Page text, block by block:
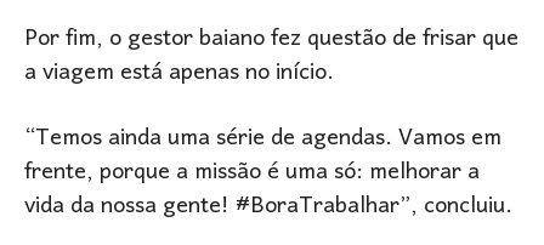
Por fim, o gestor baiano fez questão de frisar que
a viagem está apenas no início.
“Temos ainda uma série de agendas. Vamos em
frente, porque a missão é uma só: melhorar a
vida da nossa gente! #BoraTrabalhar”, concluiu.